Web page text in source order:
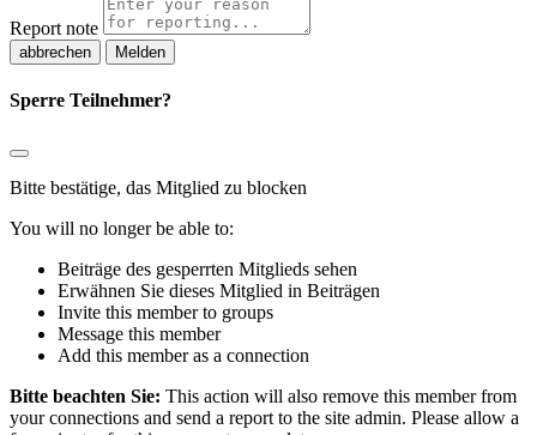
Report note
Melden
Sperre Teilnehmer?
Bitte bestätige, das Mitglied zu blocken
You will no longer be able to:
Beiträge des gesperrten Mitglieds sehen
Erwähnen Sie dieses Mitglied in Beiträgen
Invite this member to groups
Message this member
Add this member as a connection
Bitte beachten Sie: This action will also remove this member from
your connections and send a report to the site admin. Please allow a